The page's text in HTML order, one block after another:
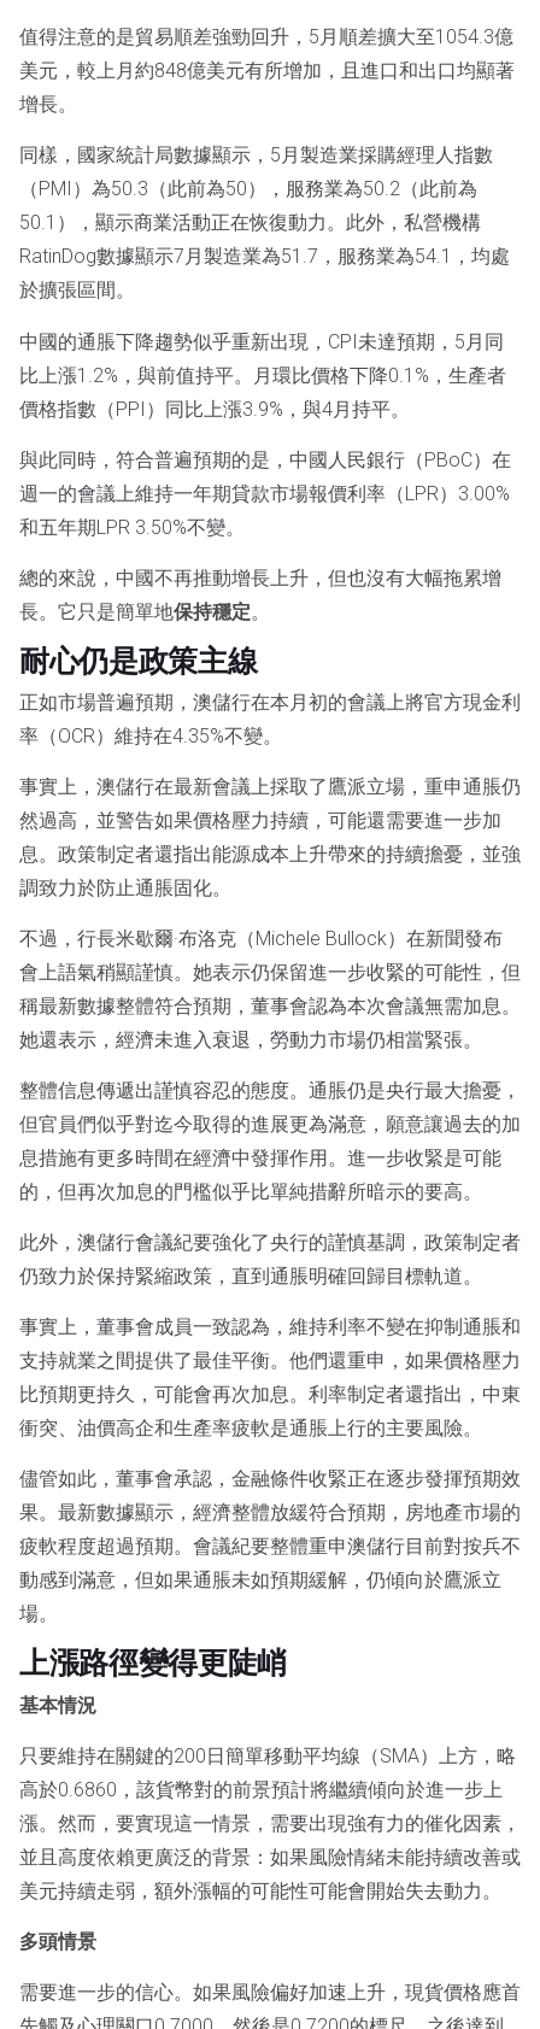
值得注意的是貿易順差強勁回升，5月順差擴大至1054.3億
美元，較上月約848億美元有所增加，且進口和出口均顯著
增長。
同樣，國家統計局數據顯示，5月製造業採購經理人指數
（PMI）為50.3（此前為50），服務業為50.2（此前為
50.1），顯示商業活動正在恢復動力。此外，私營機構
RatinDog數據顯示7月製造業為51.7，服務業為54.1，均處
於擴張區間。
中國的通脹下降趨勢似乎重新出現，CPI未達預期，5月同
比上漲1.2%，與前值持平。月環比價格下降0.1%，生產者
價格指數（PPI）同比上漲3.9%，與4月持平。
與此同時，符合普遍預期的是，中國人民銀行（PBoC）在
週一的會議上維持一年期貸款市場報價利率（LPR）3.00%
和五年期LPR 3.50%不變。
總的來說，中國不再推動增長上升，但也沒有大幅拖累增
長。它只是簡單地保持穩定。
耐心仍是政策主線
正如市場普遍預期，澳儲行在本月初的會議上將官方現金利
率（OCR）維持在4.35%不變。
事實上，澳儲行在最新會議上採取了鷹派立場，重申通脹仍
然過高，並警告如果價格壓力持續，可能還需要進一步加
息。政策制定者還指出能源成本上升帶來的持續擔憂，並強
調致力於防止通脹固化。
不過，行長米歇爾·布洛克（Michele Bullock）在新聞發布
會上語氣稍顯謹慎。她表示仍保留進一步收緊的可能性，但
稱最新數據整體符合預期，董事會認為本次會議無需加息。
她還表示，經濟未進入衰退，勞動力市場仍相當緊張。
整體信息傳遞出謹慎容忍的態度。通脹仍是央行最大擔憂，
但官員們似乎對迄今取得的進展更為滿意，願意讓過去的加
息措施有更多時間在經濟中發揮作用。進一步收緊是可能
的，但再次加息的門檻似乎比單純措辭所暗示的要高。
此外，澳儲行會議紀要強化了央行的謹慎基調，政策制定者
仍致力於保持緊縮政策，直到通脹明確回歸目標軌道。
事實上，董事會成員一致認為，維持利率不變在抑制通脹和
支持就業之間提供了最佳平衡。他們還重申，如果價格壓力
比預期更持久，可能會再次加息。利率制定者還指出，中東
衝突、油價高企和生產率疲軟是通脹上行的主要風險。
儘管如此，董事會承認，金融條件收緊正在逐步發揮預期效
果。最新數據顯示，經濟整體放緩符合預期，房地產市場的
疲軟程度超過預期。會議紀要整體重申澳儲行目前對按兵不
動感到滿意，但如果通脹未如預期緩解，仍傾向於鷹派立
場。
上漲路徑變得更陡峭
基本情況
只要維持在關鍵的200日簡單移動平均線（SMA）上方，略
高於0.6860，該貨幣對的前景預計將繼續傾向於進一步上
漲。然而，要實現這一情景，需要出現強有力的催化因素，
並且高度依賴更廣泛的背景：如果風險情緒未能持續改善或
美元持續走弱，額外漲幅的可能性可能會開始失去動力。
多頭情景
需要進一步的信心。如果風險偏好加速上升，現貨價格應首